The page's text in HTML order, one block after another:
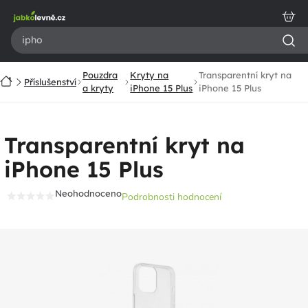
obsah
DomůPříslušenství
Pouzdra
a kryty
Kryty na
iPhone 15 Plus
Transparentní kryt na
iPhone 15 Plus
Transparentní kryt na
iPhone 15 Plus
NeohodnocenoPodrobnosti hodnocení